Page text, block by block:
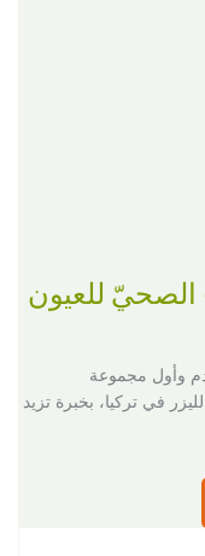
وأول مجموعة
في تركيا، بخبرة تزيد